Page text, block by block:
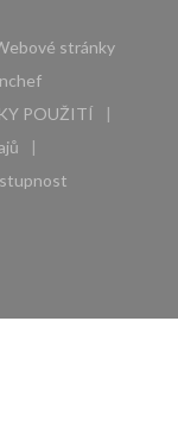
stránky
((otevře se v
POUŽITÍ
((otevře se v novém
novém okně))
okně))
((otevře se v novém